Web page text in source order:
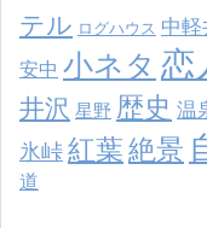
テル ログハウス 中軽
安中 小ネタ 恋
井沢 星野 歴史 温
氷峠 紅葉絶景
道